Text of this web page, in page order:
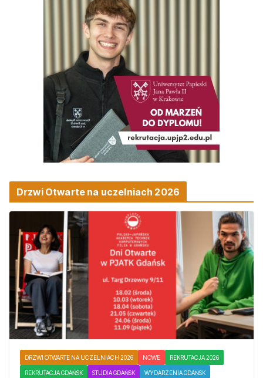
Drzwi Otwarte na uczelniach 2026
DRZWI OTWARTE NA UCZELNIACH 2026 NOWE REKRUTACJA 2026
REKRUTACJA GDAŃSK STUDIA GDAŃSK WYDARZENIA GDAŃSK